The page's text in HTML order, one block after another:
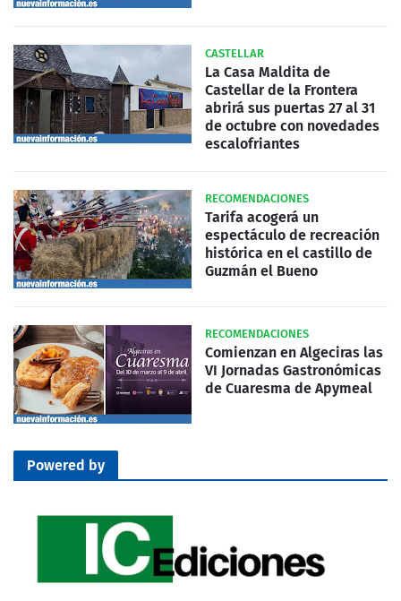
CASTELLAR
La Casa Maldita de
Castellar de la Frontera
abrirá sus puertas 27 al 31
de octubre con novedades
escalofriantes
RECOMENDACIONES
Tarifa acogerá un
espectáculo de recreación
histórica en el castillo de
Guzmán el Bueno
RECOMENDACIONES
Comienzan en Algeciras las
VI Jornadas Gastronómicas
de Cuaresma de Apymeal
Powered by